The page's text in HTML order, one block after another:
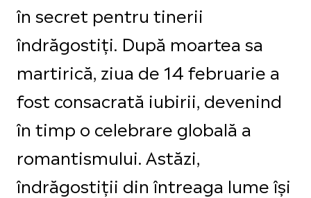
în secret pentru tinerii
îndrăgostiți. După moartea sa
martirică, ziua de 14 februarie a
fost consacrată iubirii, devenind
în timp o celebrare globală a
romantismului. Astăzi,
îndrăgostiții din întreaga lume își